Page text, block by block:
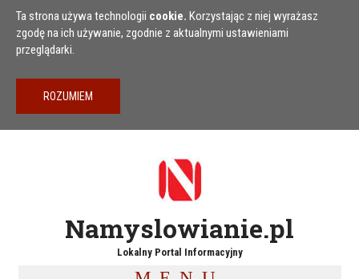
Przejdź do treści
Ta strona używa technologii cookie. Korzystając z niej wyrażasz
zgodę na ich używanie, zgodnie z aktualnymi ustawieniami
przeglądarki.
Namyslowianie.pl
Lokalny Portal Informacyjny